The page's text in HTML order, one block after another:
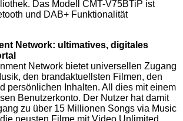
Das Modell CMT-V75BTiP ist
und DAB+ Funktionalität
Network: ultimatives, digitales
Network bietet universellen Zugang
den brandaktuellsten Filmen, den
persönlichen Inhalten. All dies mit einem
Benutzerkonto. Der Nutzer hat damit
zu über 15 Millionen Songs via Music
neusten Filme mit Video Unlimited.